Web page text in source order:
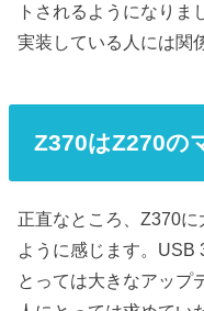
トされるようになり
実装している人には関
Z370はZ270の
正直なところ、Z370
ように感じます。USB
とっては大きなアップ